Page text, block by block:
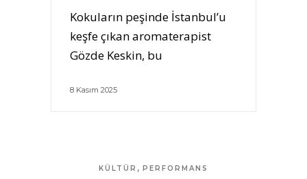
Kokuların peşinde İstanbul’u
keşfe çıkan aromaterapist
Gözde Keskin, bu
8 Kasım 2025
KÜLTÜR , PERFORMANS